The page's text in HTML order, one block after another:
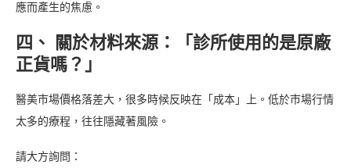
應而產生的焦慮。
四、 關於材料來源：「診所使用的是原廠
正貨嗎？」
醫美市場價格落差大，很多時候反映在「成本」上。低於市場行情
太多的療程，往往隱藏著風險。
請大方詢問：